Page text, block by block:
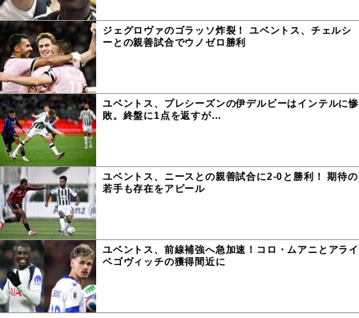
ジェグロヴァのゴラッソ炸裂！ ユベントス、チェルシ
ーとの親善試合でウノゼロ勝利
ユベントス、プレシーズンの伊デルビーはインテルに惨
敗。終盤に1点を返すが…
ユベントス、ニースとの親善試合に2-0と勝利！ 期待の
若手も存在をアピール
ユベントス、前線補強へ急加速！コロ・ムアニとアライ
ベゴヴィッチの獲得間近に